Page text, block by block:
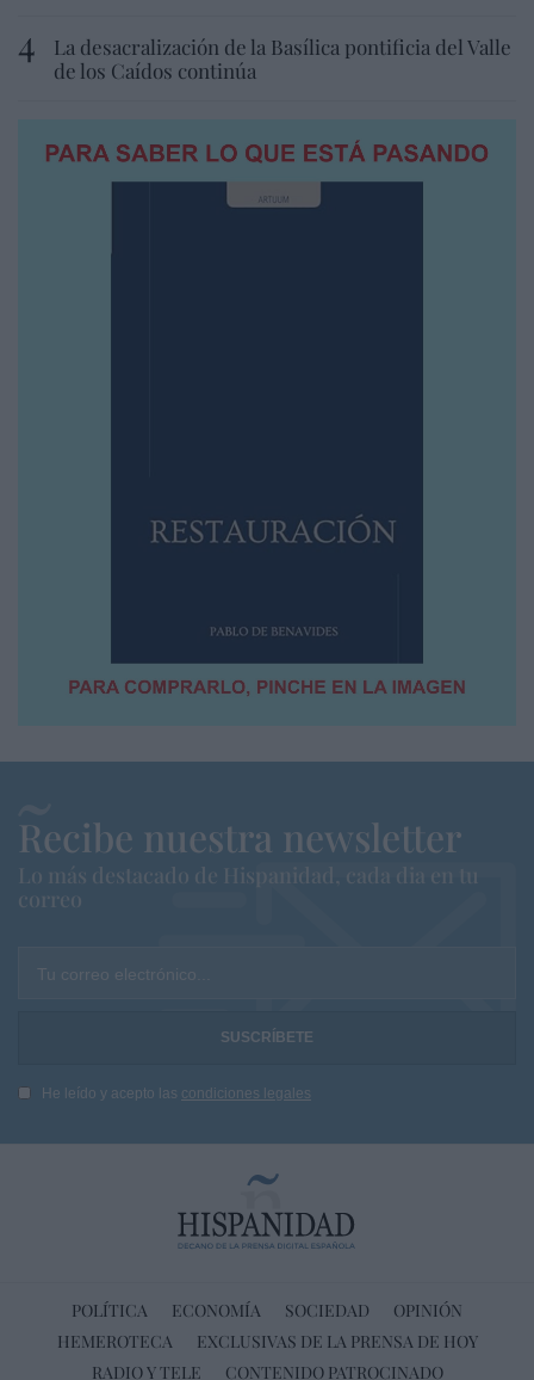
La desacralización de la Basílica pontificia del Valle
de los Caídos continúa
Recibe nuestra newsletter
Lo más destacado de Hispanidad, cada dia en tu
correo
Tu correo electrónico...
He leído y acepto las condiciones legales
POLÍTICA ECONOMÍA SOCIEDAD
OPINIÓN
HEMEROTECA
EXCLUSIVAS DE LA PRENSA DE HOY
RADIO Y TELE
CONTENIDO PATROCINADO